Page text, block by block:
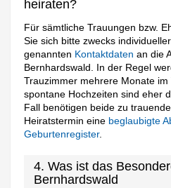
heiraten?
Für sämtliche Trauungen bzw.
Sie sich bitte zwecks
genannten Kontaktdaten an die
Bernhardswald. In der Regel
Trauzimmer mehrere Monate
spontane Hochzeiten sind eher
Fall benötigen beide zu
Heiratstermin eine beglaubigte
Geburtenregister.
4. Was ist das
Bernhardswald